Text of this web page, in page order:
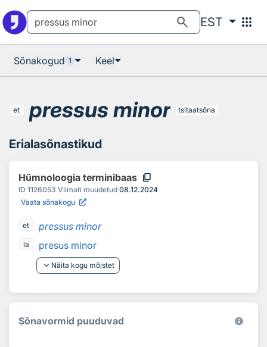
search EST apps
Sõnakogud 1 Keel
et pressus minor tsitaatsõna
Erialasõnastikud
Hümnoloogia terminibaas content_copy
ID 1126053 Viimati muudetud 08.12.2024
Vaata sõnakogu
et pressus minor
la
presus minor
keyboard_arrow_down Näita kogu mõistet
Sõnavormid puuduvad